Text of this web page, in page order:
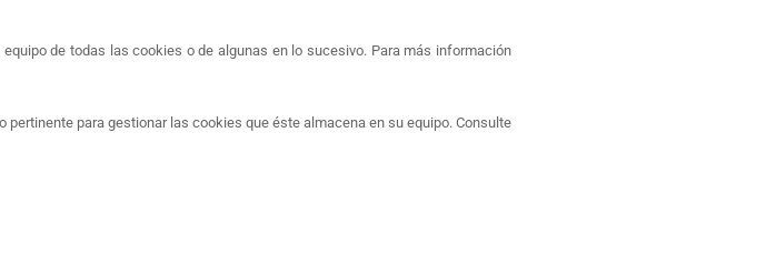
de todas las cookies o de algunas en lo sucesivo. Para más información
para gestionar las cookies que éste almacena en su equipo. Consulte